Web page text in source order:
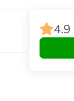
4.9